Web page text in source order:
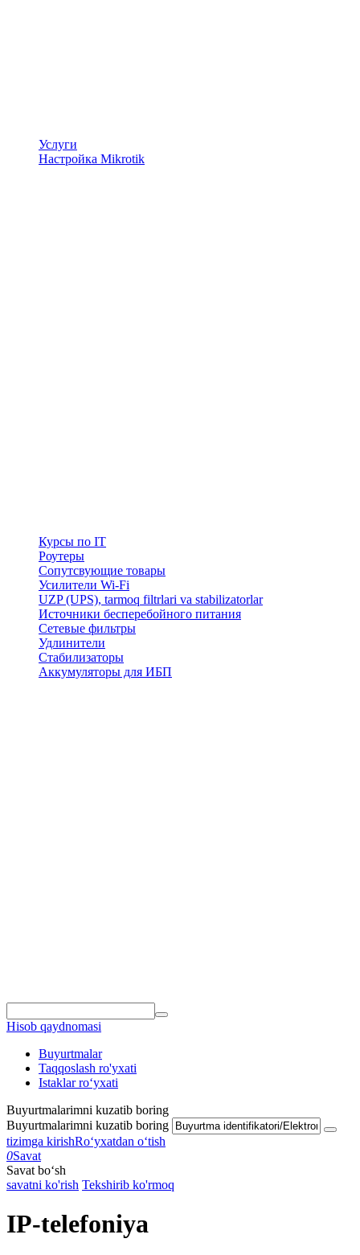
Услуги
Настройка Mikrotik
Курсы по IT
Роутеры
Сопутсвующие товары
Усилители Wi-Fi
UZP (UPS), tarmoq filtrlari va stabilizatorlar
Источники бесперебойного питания
Сетевые фильтры
Удлинители
Стабилизаторы
Аккумуляторы для ИБП
Hisob qaydnomasi
Buyurtmalar
Taqqoslash ro'yxati
Istaklar roʻyxati
Buyurtmalarimni kuzatib boring
Buyurtmalarimni kuzatib boring
tizimga kirishRoʻyxatdan oʻtish
0Savat
Savat bo‘sh
savatni ko'rish Tekshirib ko'rmoq
IP-telefoniya